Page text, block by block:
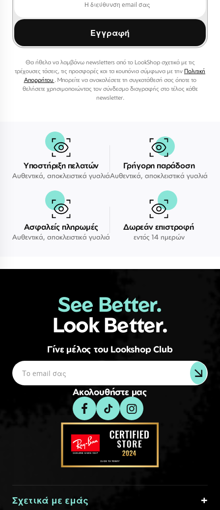
Εγγραφή
Θα ήθελα να λαμβάνω newsletters από το LookShop σχετικά με τις
τρέχουσες τάσεις, τις προσφορές και τα κουπόνια σύμφωνα με την Πολιτική
Απορρήτου . Μπορείτε να ανακαλέσετε τη συγκατάθεσή σας όποτε το
θελήσετε χρησιμοποιώντας τον σύνδεσμο διαγραφής στο τέλος κάθε
newsletter.
Υποστήριξη πελατών
Αυθεντικά, αποκλειστικά γυαλιά
Γρήγορη παράδοση
Αυθεντικά, αποκλειστικά γυαλιά
Ασφαλείς πληρωμές
Αυθεντικά, αποκλειστικά γυαλιά
Δωρεάν επιστροφή
εντός 14 ημερών
See Better.
Look Better.
Γίνε μέλος του Lookshop Club
Ακολουθήστε μας
Σχετικά με εμάς